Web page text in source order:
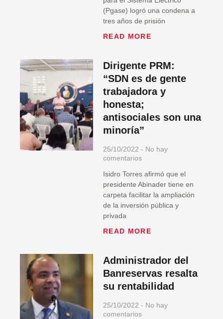
(Pgase) logró una condena a
tres años de prisión
READ MORE
Dirigente PRM:
“SDN es de gente
trabajadora y
honesta;
antisociales son una
minoría”
25/10/2022
No hay
comentarios
Isidro Torres afirmó que el
presidente Abinader tiene en
carpeta facilitar la ampliación
de la inversión pública y
privada
READ MORE
Administrador del
Banreservas resalta
su rentabilidad
25/10/2022
No hay
comentarios